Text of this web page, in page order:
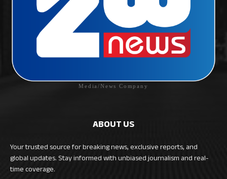
Media/News Company
ABOUT US
Your trusted source for breaking news, exclusive reports, and
global updates. Stay informed with unbiased journalism and real-
time coverage.